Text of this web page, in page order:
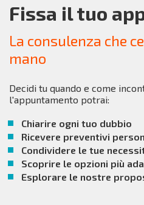
Fissa il tuo
La consulenza che
mano
Decidi tu quando e come
l'appuntamento potrai:
Chiarire ogni tuo dubbio
Ricevere preventivi
Condividere le tue
Scoprire le opzioni più
Esplorare le nostre